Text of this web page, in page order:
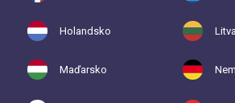
Holandsko Litva
Maďarsko